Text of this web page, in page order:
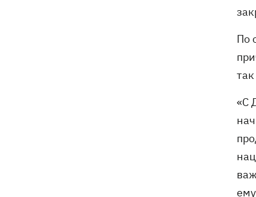
По
«C